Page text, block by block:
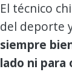
El técnico
del deporte
siempre
lado ni para